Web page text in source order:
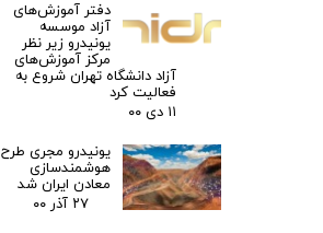
دفتر آموزش‌های
آزاد موسسه
یونیدرو زیر نظر
مرکز آموزش‌های
آزاد دانشگاه تهران شروع به
فعالیت کرد
۱۱ دی ۰۰
یونیدرو مجری طرح
هوشمندسازی
معادن ایران شد
۲۷ آذر ۰۰